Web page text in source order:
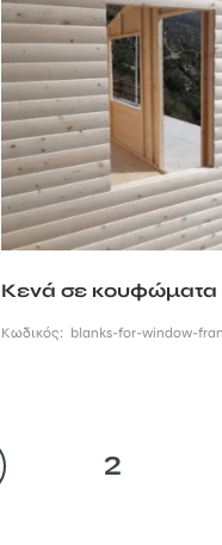
Κενά σε κουφώματα
Κωδικός: blanks-for-window-
2